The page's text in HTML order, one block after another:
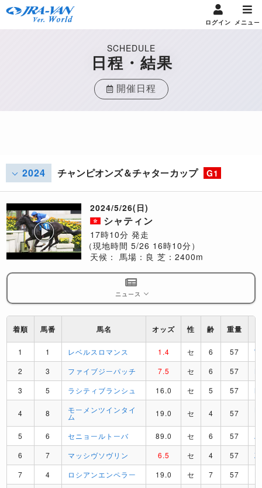
ログイン メニュー
SCHEDULE
日程・結果
開催日程
2024 チャンピオンズ＆チャターカップ G1
2024/5/26(日)
シャティン
17時10分 発走
（現地時間 5/26 16時10分）
天候： 馬場：良 芝：2400m
ニュース
着順 馬番 馬名 オッズ 性 齢 重量
1 1 レベルスロマンス 1.4 セ 6 57
2
3 ファイブジーパッチ 7.5 セ 6 57
3
5 ラシティブランシュ 16.0 セ 5 57
4 8 モーメンツインタイ
ム 19.0 セ 4 57
5
6 セニョールトーバ 89.0 セ 6 57
A
6
7 マッシヴソヴリン 6.5 セ 4 57
Z
7
4 ロシアンエンペラー 19.0 セ 7 57